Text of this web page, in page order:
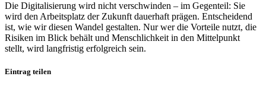
Die Digitalisierung wird nicht verschwinden – im Gegenteil: Sie
wird den Arbeitsplatz der Zukunft dauerhaft prägen. Entscheidend
ist, wie wir diesen Wandel gestalten. Nur wer die Vorteile nutzt, die
Risiken im Blick behält und Menschlichkeit in den Mittelpunkt
stellt, wird langfristig erfolgreich sein.
Eintrag teilen